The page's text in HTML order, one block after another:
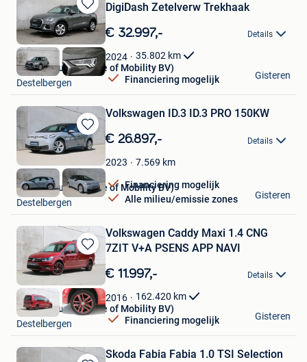
Bewaren
in
Favorieten
DigiDash Zetelverw Trekhaak
€ 32.997,- Details
2024 35.802 km
Financiering mogelijk
Debersaques (House of Mobility BV)
Destelbergen
Gisteren
Bewaren
in
Favorieten
Volkswagen ID.3 ID.3 PRO 150KW
€ 26.897,- Details
2023 7.569 km
Financiering mogelijk
Alle milieu/emissie zones
Debersaques (House of Mobility BV)
Destelbergen
Gisteren
Bewaren
in
Favorieten
Volkswagen Caddy Maxi 1.4 CNG
7ZIT V+A PSENS APP NAVI
€ 11.997,- Details
2016 162.420 km
Financiering mogelijk
Debersaques (House of Mobility BV)
Destelbergen
Gisteren
Skoda Fabia Fabia 1.0 TSI Selection